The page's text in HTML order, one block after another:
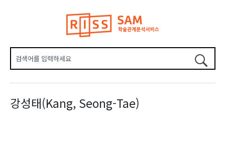
강성태(Kang, Seong-Tae)